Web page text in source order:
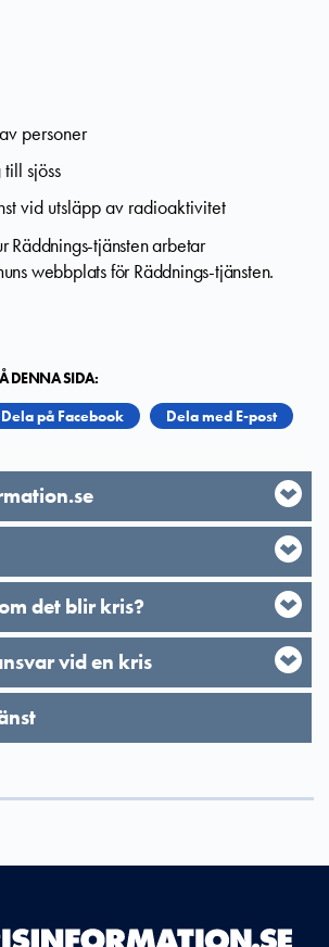
personer
sjöss
vid utsläpp av radioaktivitet
Räddnings-tjänsten arbetar
webbplats för Räddnings-tjänsten.
DENNA SIDA:
Dela på Facebook Dela med E-post
det blir kris?
vid en kris